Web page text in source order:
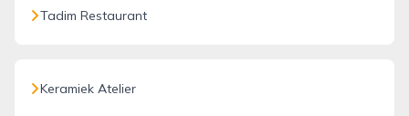
Tadim Restaurant
Keramiek Atelier